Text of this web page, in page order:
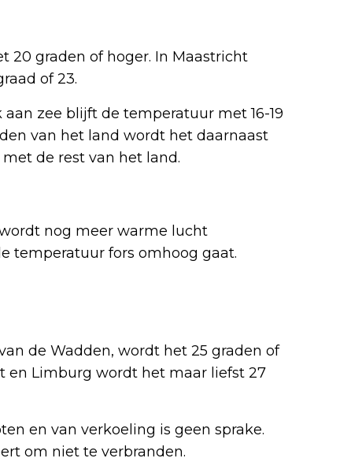
20 graden of hoger. In Maastricht
of 23.
zee blijft de temperatuur met 16-19
van het land wordt het daarnaast
de rest van het land.
nog meer warme lucht
temperatuur fors omhoog gaat.
de Wadden, wordt het 25 graden of
en Limburg wordt het maar liefst 27
en van verkoeling is geen sprake.
om niet te verbranden.